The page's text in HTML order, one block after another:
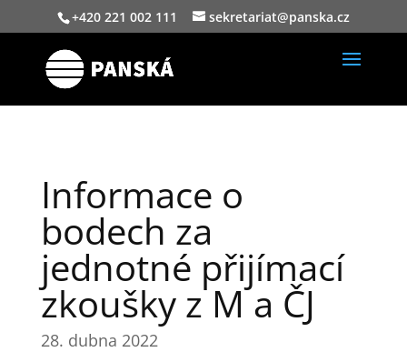
+420 221 002 111 sekretariat@panska.cz
Informace o
bodech za
jednotné přijímací
zkoušky z M a ČJ
28. dubna 2022